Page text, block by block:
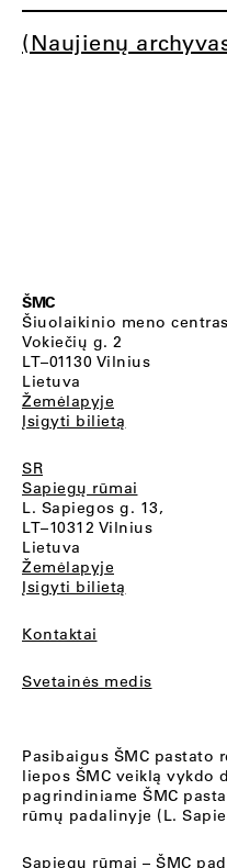
(Naujienų
ŠMC
Šiuolaikinio meno centras
Vokiečių g. 2
LT–01130 Vilnius
Lietuva
Žemėlapyje
Įsigyti bilietą
SR
Sapiegų rūmai
L. Sapiegos g. 13,
LT–10312 Vilnius
Lietuva
Žemėlapyje
Įsigyti bilietą
Kontaktai
Svetainės medis
Pasibaigus ŠMC pastato
liepos ŠMC veiklą vykdo
pagrindiniame ŠMC
rūmų padalinyje (L.
Sapiegų rūmai – ŠMC